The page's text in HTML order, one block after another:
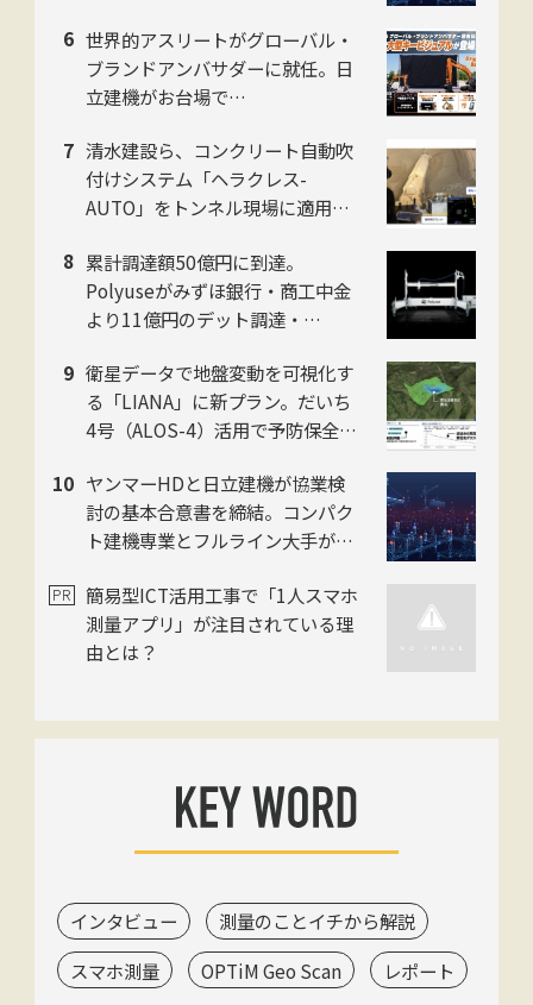
立
世界的アスリートがグローバル・
ブランドアンバサダーに就任。日
立建機がお台場で
発表・巨大油圧ショベル乗車体験
も
清水建設ら、コンクリート自動吹
付けシステム「ヘラクレス-
AUTO」をトンネル現場に適用。
し、均質な自動吹付けを実現
累計調達額50億円に到達。
Polyuseがみずほ銀行・商工中金
より11億円のデット調達・
進化を加速
衛星データで地盤変動を可視化す
る「LIANA」に新プラン。だいち
4号（ALOS-4）活用で予防保全を
ン・日本工営の3社
ヤンマーHDと日立建機が協業検
討の基本合意書を締結。コンパク
ト建機専業とフルライン大手がタ
簡易型ICT活用工事で「1人スマホ
測量アプリ」が注目されている理
由とは？
インタビュー
測量のことイチから解説
スマホ測量
OPTiM Geo Scan レポート